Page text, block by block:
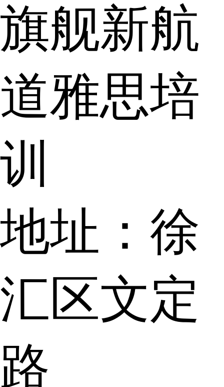
旗舰新航
道雅思培
训
地址：徐
汇区文定
路